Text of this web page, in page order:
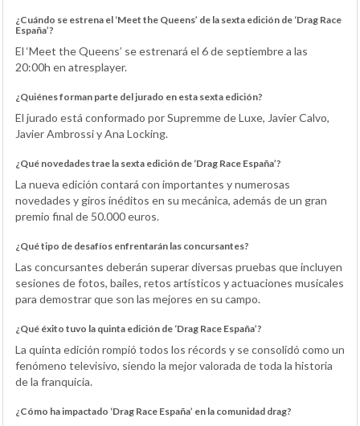
¿Cuándo se estrena el ‘Meet the Queens’ de la sexta edición de ‘Drag Race
España’?
El ‘Meet the Queens’ se estrenará el 6 de septiembre a las
20:00h en atresplayer.
¿Quiénes forman parte del jurado en esta sexta edición?
El jurado está conformado por Supremme de Luxe, Javier Calvo,
Javier Ambrossi y Ana Locking.
¿Qué novedades trae la sexta edición de ‘Drag Race España’?
La nueva edición contará con importantes y numerosas
novedades y giros inéditos en su mecánica, además de un gran
premio final de 50.000 euros.
¿Qué tipo de desafíos enfrentarán las concursantes?
Las concursantes deberán superar diversas pruebas que incluyen
sesiones de fotos, bailes, retos artísticos y actuaciones musicales
para demostrar que son las mejores en su campo.
¿Qué éxito tuvo la quinta edición de ‘Drag Race España’?
La quinta edición rompió todos los récords y se consolidó como un
fenómeno televisivo, siendo la mejor valorada de toda la historia
de la franquicia.
¿Cómo ha impactado ‘Drag Race España’ en la comunidad drag?